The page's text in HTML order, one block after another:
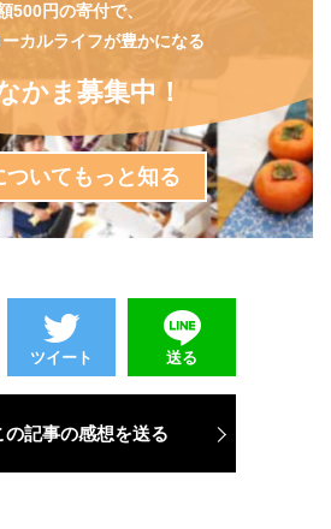
500円の寄付で、
カルライフが豊かになる
かま募集中！
ついてもっと知る
ツイート 送る
の記事の感想を送る